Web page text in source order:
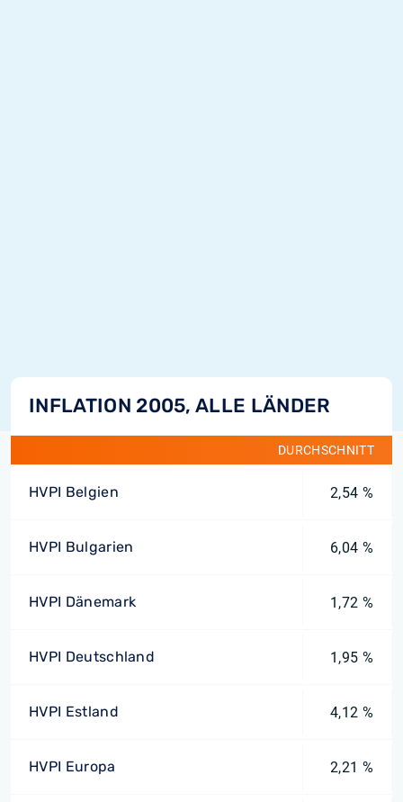
INFLATION 2005, ALLE LÄNDER
DURCHSCHNITT
HVPI Belgien 2,54 %
HVPI Bulgarien 6,04 %
HVPI Dänemark 1,72 %
HVPI Deutschland 1,95 %
HVPI Estland 4,12 %
HVPI Europa 2,21 %